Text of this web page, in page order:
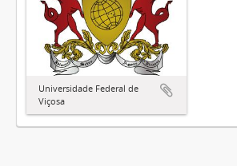
Universidade Federal de
Viçosa